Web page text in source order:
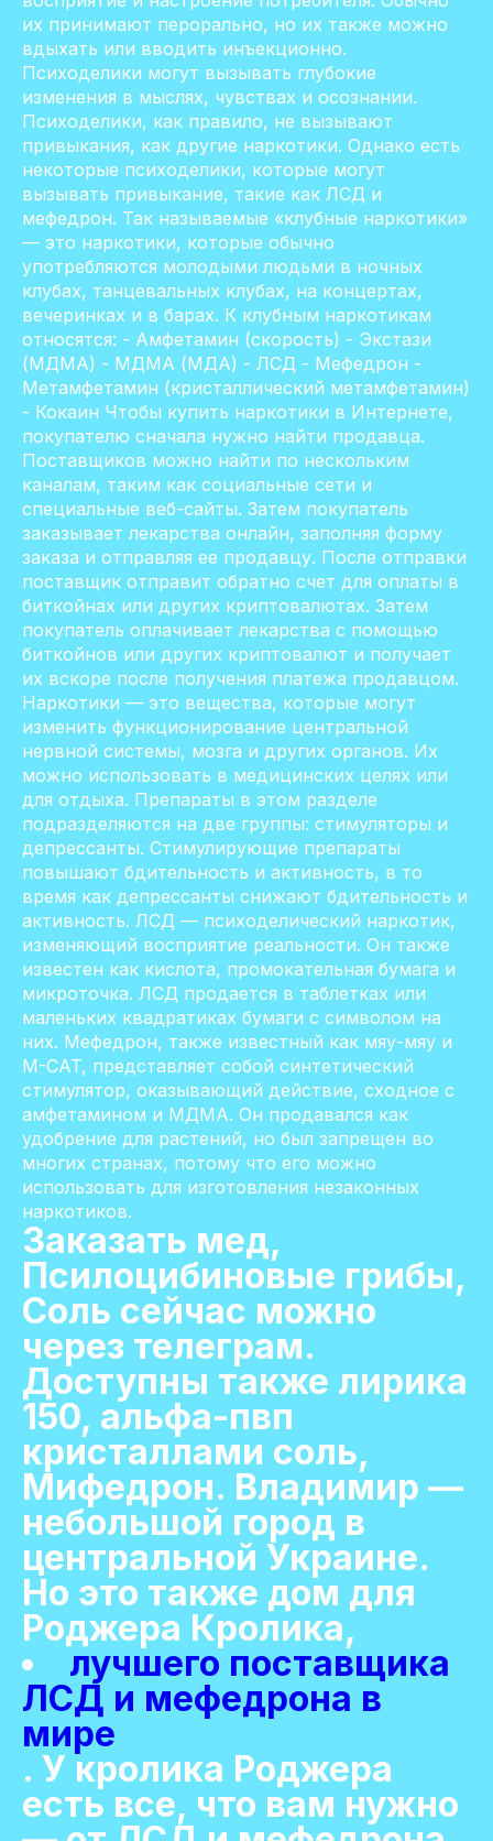
их принимают перорально, но их также можно
вдыхать или вводить инъекционно.
Психоделики могут вызывать глубокие
изменения в мыслях, чувствах и осознании.
Психоделики, как правило, не вызывают
привыкания, как другие наркотики. Однако есть
некоторые психоделики, которые могут
вызывать привыкание, такие как ЛСД и
мефедрон. Так называемые «клубные наркотики»
— это наркотики, которые обычно
употребляются молодыми людьми в ночных
клубах, танцевальных клубах, на концертах,
вечеринках и в барах. К клубным наркотикам
относятся: - Амфетамин (скорость) - Экстази
(МДМА) - МДМА (МДА) - ЛСД - Мефедрон -
Метамфетамин (кристаллический метамфетамин)
- Кокаин Чтобы купить наркотики в Интернете,
покупателю сначала нужно найти продавца.
Поставщиков можно найти по нескольким
каналам, таким как социальные сети и
специальные веб-сайты. Затем покупатель
заказывает лекарства онлайн, заполняя форму
заказа и отправляя ее продавцу. После отправки
поставщик отправит обратно счет для оплаты в
биткойнах или других криптовалютах. Затем
покупатель оплачивает лекарства с помощью
биткойнов или других криптовалют и получает
их вскоре после получения платежа продавцом.
Наркотики — это вещества, которые могут
изменить функционирование центральной
нервной системы, мозга и других органов. Их
можно использовать в медицинских целях или
для отдыха. Препараты в этом разделе
подразделяются на две группы: стимуляторы и
депрессанты. Стимулирующие препараты
повышают бдительность и активность, в то
время как депрессанты снижают бдительность и
активность. ЛСД — психоделический наркотик,
изменяющий восприятие реальности. Он также
известен как кислота, промокательная бумага и
микроточка. ЛСД продается в таблетках или
маленьких квадратиках бумаги с символом на
них. Мефедрон, также известный как мяу-мяу и
M-CAT, представляет собой синтетический
стимулятор, оказывающий действие, сходное с
амфетамином и МДМА. Он продавался как
удобрение для растений, но был запрещен во
многих странах, потому что его можно
использовать для изготовления незаконных
наркотиков.
Заказать мед,
Псилоцибиновые грибы,
Соль сейчас можно
через телеграм.
Доступны также лирика
150, альфа-пвп
кристаллами соль,
Мифедрон. Владимир —
небольшой город в
центральной Украине.
Но это также дом для
Роджера Кролика,
лучшего поставщика
ЛСД и мефедрона в
мире
. У кролика Роджера
есть все, что вам нужно